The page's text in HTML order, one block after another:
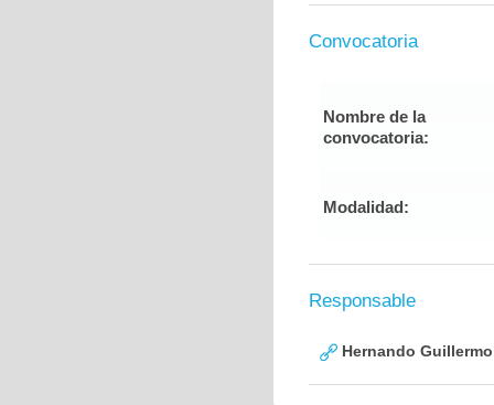
Convocatoria
Nombre de la
convocatoria:
Modalidad:
Responsable
Hernando